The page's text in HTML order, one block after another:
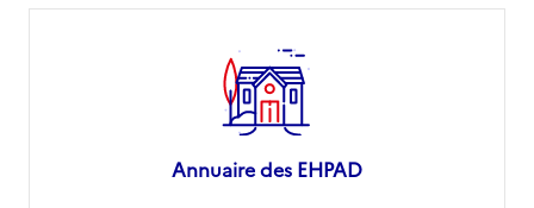
Annuaire des EHPAD